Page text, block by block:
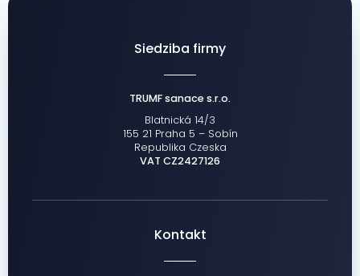
Siedziba firmy
TRUMF sanace s.r.o.
Blatnická 14/3
155 21 Praha 5 – Sobín
Republika Czeska
VAT CZ2427126
Kontakt